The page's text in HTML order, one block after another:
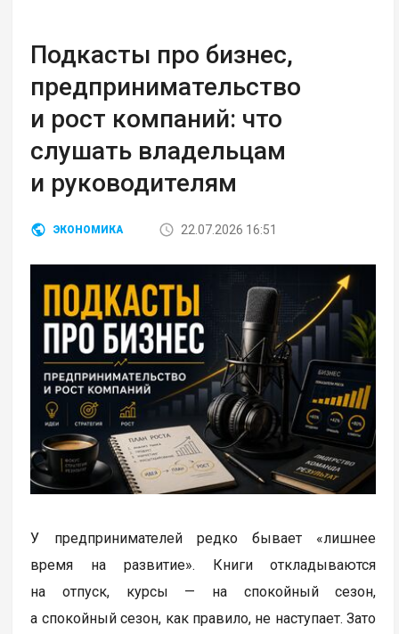
Подкасты про бизнес,
предпринимательство
и рост компаний: что
слушать владельцам
и руководителям
ЭКОНОМИКА 22.07.2026 16:51
У предпринимателей редко бывает «лишнее
время на развитие». Книги откладываются
на отпуск, курсы — на спокойный сезон,
а спокойный сезон, как правило, не наступает. Зато